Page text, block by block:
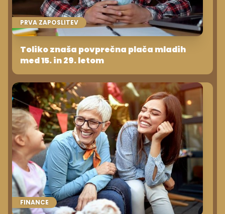
PRVA ZAPOSLITEV
Toliko znaša povprečna plača mladih
med 15. in 29. letom
FINANCE